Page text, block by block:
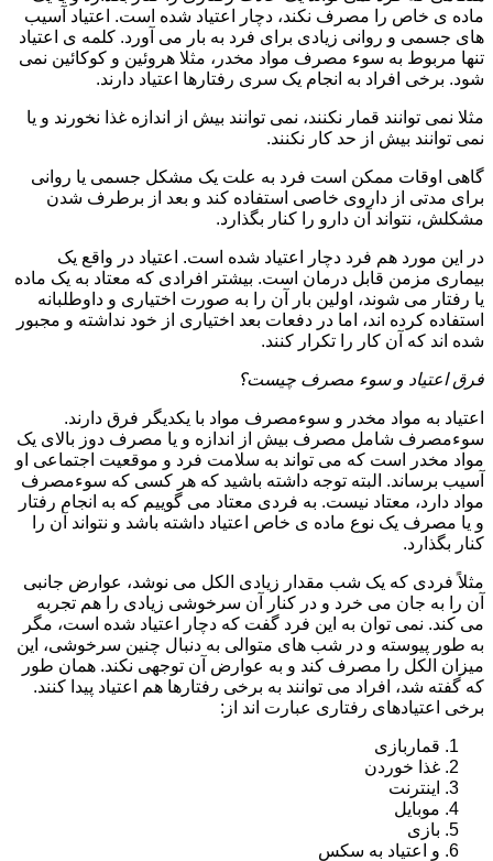
ماده ی خاص را مصرف نکند، دچار اعتیاد شده است. اعتیاد آسیب
های جسمی و روانی زیادی برای فرد به بار می آورد. کلمه ی اعتیاد
تنها مربوط به سوء مصرف مواد مخدر، مثلا هروئین و کوکائین نمی
شود. برخی افراد به انجام یک سری رفتارها اعتیاد دارند.
مثلا نمی توانند قمار نکنند، نمی توانند بیش از اندازه غذا نخورند و یا
نمی توانند بیش از حد کار نکنند.
گاهی اوقات ممکن است فرد به علت یک مشکل جسمی یا روانی
برای مدتی از داروی خاصی استفاده کند و بعد از برطرف شدن
مشکلش، نتواند آن دارو را کنار بگذارد.
در این مورد هم فرد دچار اعتیاد شده است. اعتیاد در واقع یک
بیماری مزمن قابل درمان است. بیشتر افرادی که معتاد به یک ماده
یا رفتار می شوند، اولین بار آن را به صورت اختیاری و داوطلبانه
استفاده کرده اند، اما در دفعات بعد اختیاری از خود نداشته و مجبور
شده اند که آن کار را تکرار کنند.
فرق اعتیاد و سوء مصرف چیست؟
اعتیاد به مواد مخدر و سوءمصرف مواد با یکدیگر فرق دارند.
سوءمصرف شامل مصرف بیش از اندازه و یا مصرف دوز بالای یک
مواد مخدر است که می تواند به سلامت فرد و موقعیت اجتماعی او
آسیب برساند. البته توجه داشته باشید که هر کسی که سوءمصرف
مواد دارد، معتاد نیست. به فردی معتاد می گوییم که به انجام رفتار
و یا مصرف یک نوع ماده ی خاص اعتیاد داشته باشد و نتواند آن را
کنار بگذارد.
مثلاً فردی که یک شب مقدار زیادی الکل می نوشد، عوارض جانبی
آن را به جان می خرد و در کنار آن سرخوشی زیادی را هم تجربه
می کند. نمی توان به این فرد گفت که دچار اعتیاد شده است، مگر
به طور پیوسته و در شب های متوالی به دنبال چنین سرخوشی، این
میزان الکل را مصرف کند و به عوارض آن توجهی نکند. همان طور
که گفته شد، افراد می توانند به برخی رفتارها هم اعتیاد پیدا کنند.
برخی اعتیادهای رفتاری عبارت اند از:
قماربازی
غذا خوردن
اینترنت
موبایل
بازی
و اعتیاد به سکس